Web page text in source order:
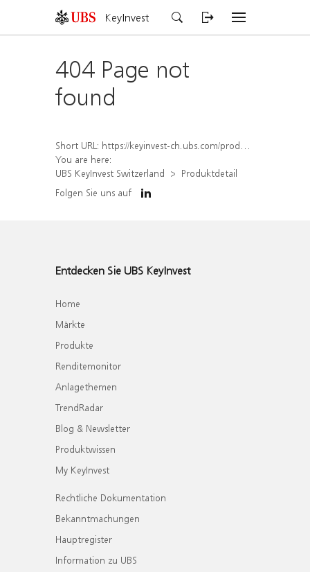
KeyInvest
404 Page not
found
Short URL: https://keyinvest-ch.ubs.com/produkt/detail/index/isin/CH1459075169
You are here:
UBS KeyInvest Switzerland
Produktdetail
Folgen Sie uns auf
Entdecken Sie UBS KeyInvest
Home
Märkte
Produkte
Renditemonitor
Anlagethemen
TrendRadar
Blog & Newsletter
Produktwissen
My KeyInvest
Rechtliche Dokumentation
Bekanntmachungen
Hauptregister
Information zu UBS